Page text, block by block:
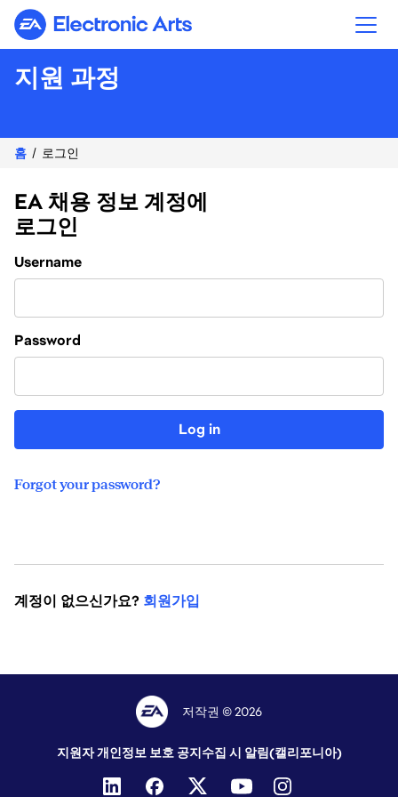
Electronic Arts
지원 과정
홈 로그인
EA 채용 정보 계정에
로그인
Login
Username
Password
Log in
Forgot your password?
계정이 없으신가요? 회원가입
저작권 © 2026
지원자 개인정보 보호 공지수집 시 알림(캘리포니아)